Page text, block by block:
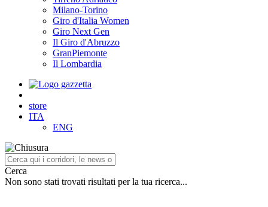
Milano-Torino
Giro d'Italia Women
Giro Next Gen
Il Giro d'Abruzzo
GranPiemonte
Il Lombardia
store
ITA
ENG
Cerca
Non sono stati trovati risultati per la tua ricerca...